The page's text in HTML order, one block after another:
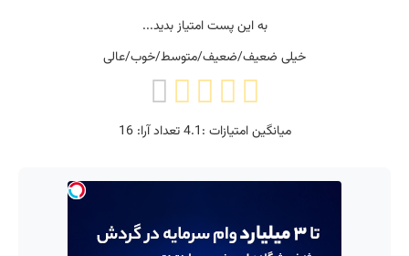
به این پست امتیاز بدید...
خیلی ضعیف/ضعیف/متوسط/خوب/عالی
میانگین امتیازات :4.1تعداد آرا:16